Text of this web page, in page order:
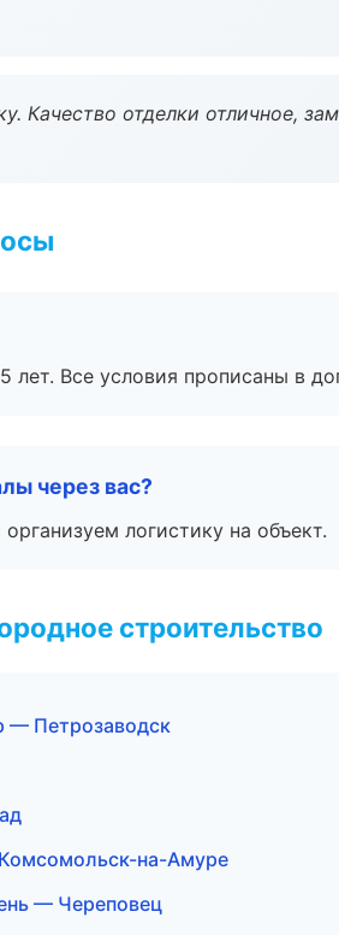
Качество отделки отличное,
Все условия прописаны в
через вас?
логистику на объект.
строительство
— Петрозаводск
на-Амуре
— Череповец